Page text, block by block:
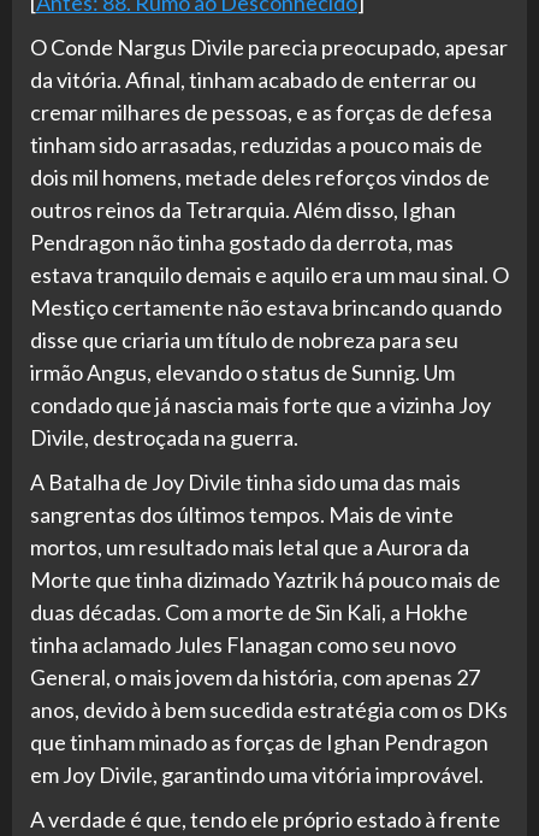
O Conde Nargus Divile parecia preocupado, apesar
da vitória. Afinal, tinham acabado de enterrar ou
cremar milhares de pessoas, e as forças de defesa
tinham sido arrasadas, reduzidas a pouco mais de
dois mil homens, metade deles reforços vindos de
outros reinos da Tetrarquia. Além disso, Ighan
Pendragon não tinha gostado da derrota, mas
estava tranquilo demais e aquilo era um mau sinal. O
Mestiço certamente não estava brincando quando
disse que criaria um título de nobreza para seu
irmão Angus, elevando o status de Sunnig. Um
condado que já nascia mais forte que a vizinha Joy
Divile, destroçada na guerra.
A Batalha de Joy Divile tinha sido uma das mais
sangrentas dos últimos tempos. Mais de vinte
mortos, um resultado mais letal que a Aurora da
Morte que tinha dizimado Yaztrik há pouco mais de
duas décadas. Com a morte de Sin Kali, a Hokhe
tinha aclamado Jules Flanagan como seu novo
General, o mais jovem da história, com apenas 27
anos, devido à bem sucedida estratégia com os DKs
que tinham minado as forças de Ighan Pendragon
em Joy Divile, garantindo uma vitória improvável.
A verdade é que, tendo ele próprio estado à frente